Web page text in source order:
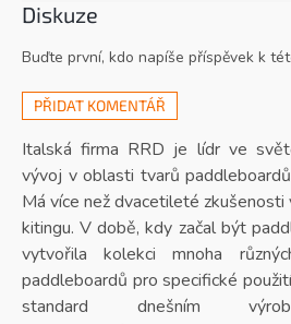
Diskuze
Buďte první, kdo napíše příspěvek k
PŘIDAT KOMENTÁŘ
Italská firma RRD je lídr ve
vývoj v oblasti tvarů
Má více než dvacetileté
kitingu. V době, kdy začal být
vytvořila kolekci mnoha
paddleboardů pro specifické
standard dnešním